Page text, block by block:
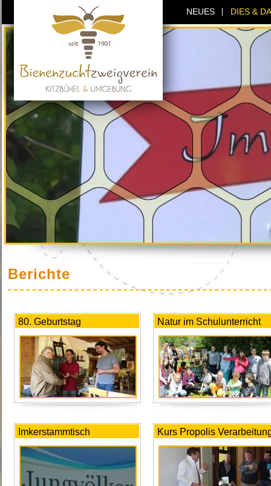
NEUES DIES &
Berichte
80. Geburtstag Natur im Schulunterricht
Imkerstammtisch Kurs Propolis